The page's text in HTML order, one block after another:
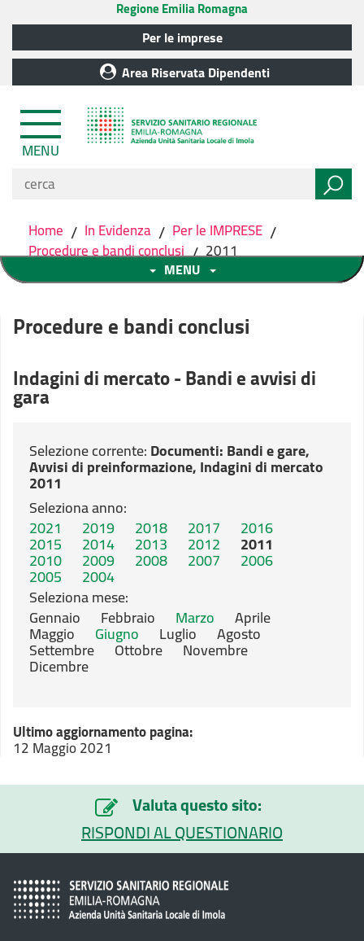
Regione Emilia Romagna
Per le imprese
Area Riservata Dipendenti
MENU
Home / In Evidenza / Per le IMPRESE /
Procedure e bandi conclusi / 2011
MENU
Procedure e bandi conclusi
Indagini di mercato - Bandi e avvisi di
gara
Selezione corrente:Documenti: Bandi e gare,
Avvisi di preinformazione, Indagini di mercato
2011
Seleziona anno:
2021 2019 2018 2017 2016
2015 2014 2013 2012 2011
2010 2009 2008 2007 2006
2005 2004
Seleziona mese:
Gennaio Febbraio Marzo Aprile
Maggio Giugno Luglio Agosto
Settembre Ottobre Novembre
Dicembre
Ultimo aggiornamento pagina:
12 Maggio 2021
Valuta questo sito:
RISPONDI AL QUESTIONARIO